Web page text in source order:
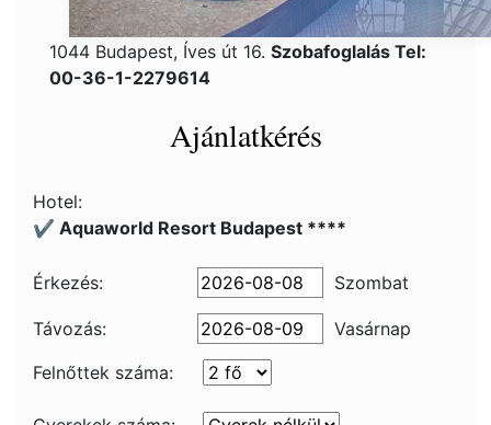
1044 Budapest, Íves út 16. Szobafoglalás Tel:
00-36-1-2279614
Ajánlatkérés
Hotel:
✔️ Aquaworld Resort Budapest ****
Érkezés: Szombat
Távozás:
Vasárnap
Felnőttek száma: